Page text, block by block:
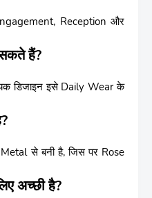
Reception और
हैं?
डिजाइन इसे Daily Wear के
से बनी है, जिस पर Rose
अच्छी है?